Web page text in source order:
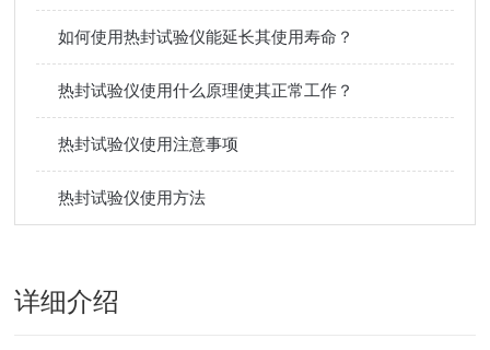
如何使用热封试验仪能延长其使用寿命？
热封试验仪使用什么原理使其正常工作？
热封试验仪使用注意事项
热封试验仪使用方法
详细介绍